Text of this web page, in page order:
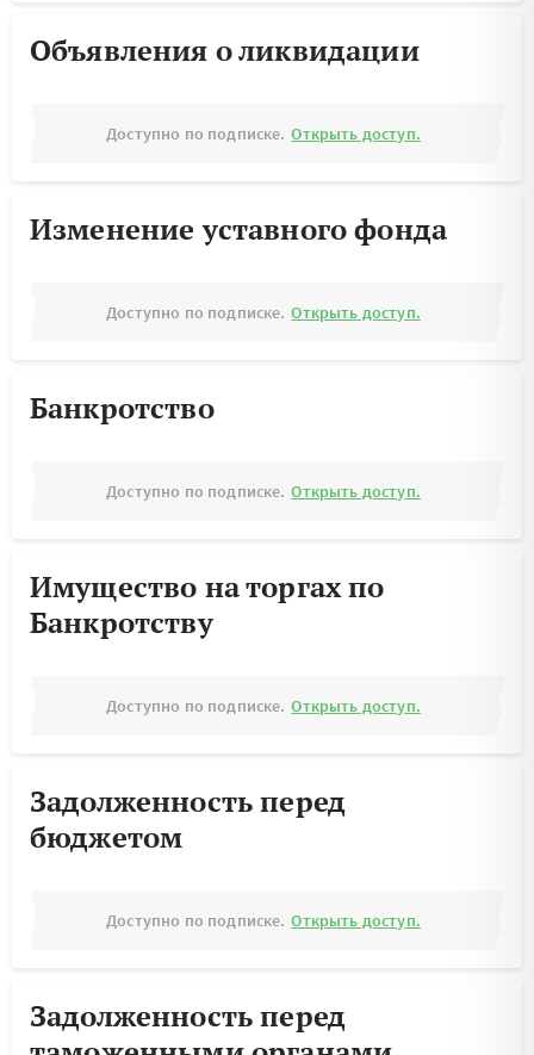
Объявления о ликвидации
Доступно по подписке. Открыть доступ.
Изменение уставного фонда
Доступно по подписке. Открыть доступ.
Банкротство
Доступно по подписке. Открыть доступ.
Имущество на торгах по
Банкротству
Доступно по подписке. Открыть доступ.
Задолженность перед
бюджетом
Доступно по подписке. Открыть доступ.
Задолженность перед